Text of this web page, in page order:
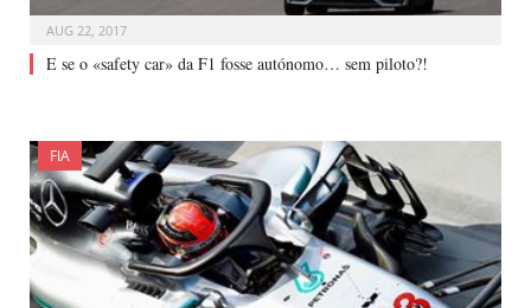
AUG 22, 2017
E se o «safety car» da F1 fosse autónomo… sem piloto?!
FIA